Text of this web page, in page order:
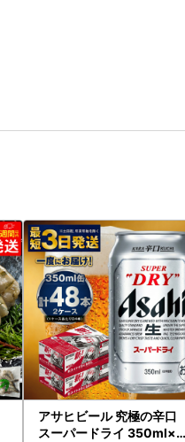
アサヒビール 究極の辛口
スーパードライ 350ml×4